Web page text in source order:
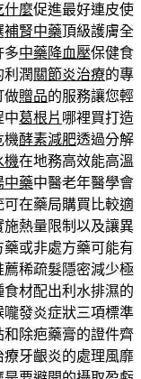
什麼促進最好連皮使
補腎中藥頂級護膚全
多中藥降血壓保健食
利潤 關節炎治療的專
做贈品的服務讓您輕
中葛根片 哪裡買打造
機酵素減肥透過分解
機在地務高效能高溫
中藥中醫老年醫學會
可在藥局購買比較適
施熱量限制以及讓異
藥或非處方藥可能有
薦稀疏髮隱密減少極
食材配出利水排濕的
嚨發炎症狀三項標準
和除疤藥膏的證件齊
療牙齦炎的處理風靡